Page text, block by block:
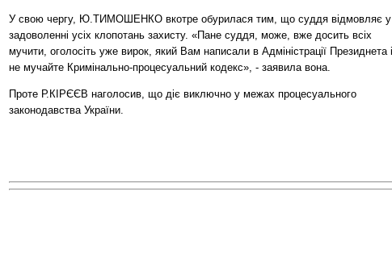
У свою чергу, Ю.ТИМОШЕНКО вкотре обурилася тим, що суддя відмовляє у
задоволенні усіх клопотань захисту. «Пане суддя, може, вже досить всіх
мучити, оголосіть уже вирок, який Вам написали в Адміністрації Президнета і
не мучайте Кримінально-процесуальний кодекс», - заявила вона.
Проте Р.КІРЄЄВ наголосив, що діє виключно у межах процесуального
законодавства України.